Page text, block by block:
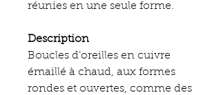
réunies en une seule forme.
Description
Boucles d’oreilles en cuivre
émaillé à chaud, aux formes
rondes et ouvertes, comme des